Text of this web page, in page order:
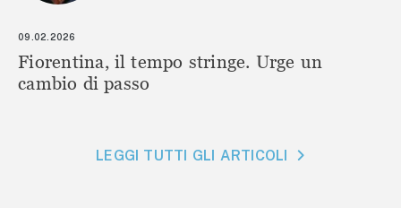
09.02.2026
Fiorentina, il tempo stringe. Urge un
cambio di passo
LEGGI TUTTI GLI ARTICOLI